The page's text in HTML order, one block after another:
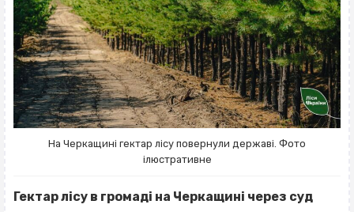
На Черкащині гектар лісу повернули державі. Фото
ілюстративне
Гектар лісу в громаді на Черкащині через суд